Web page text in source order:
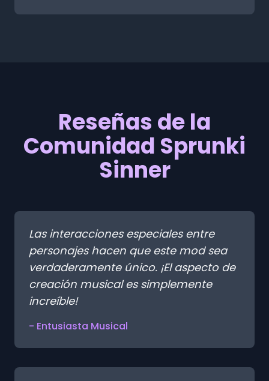
Reseñas de la
Comunidad Sprunki
Sinner
Las interacciones especiales entre
personajes hacen que este mod sea
verdaderamente único. ¡El aspecto de
creación musical es simplemente
increíble!
- Entusiasta Musical